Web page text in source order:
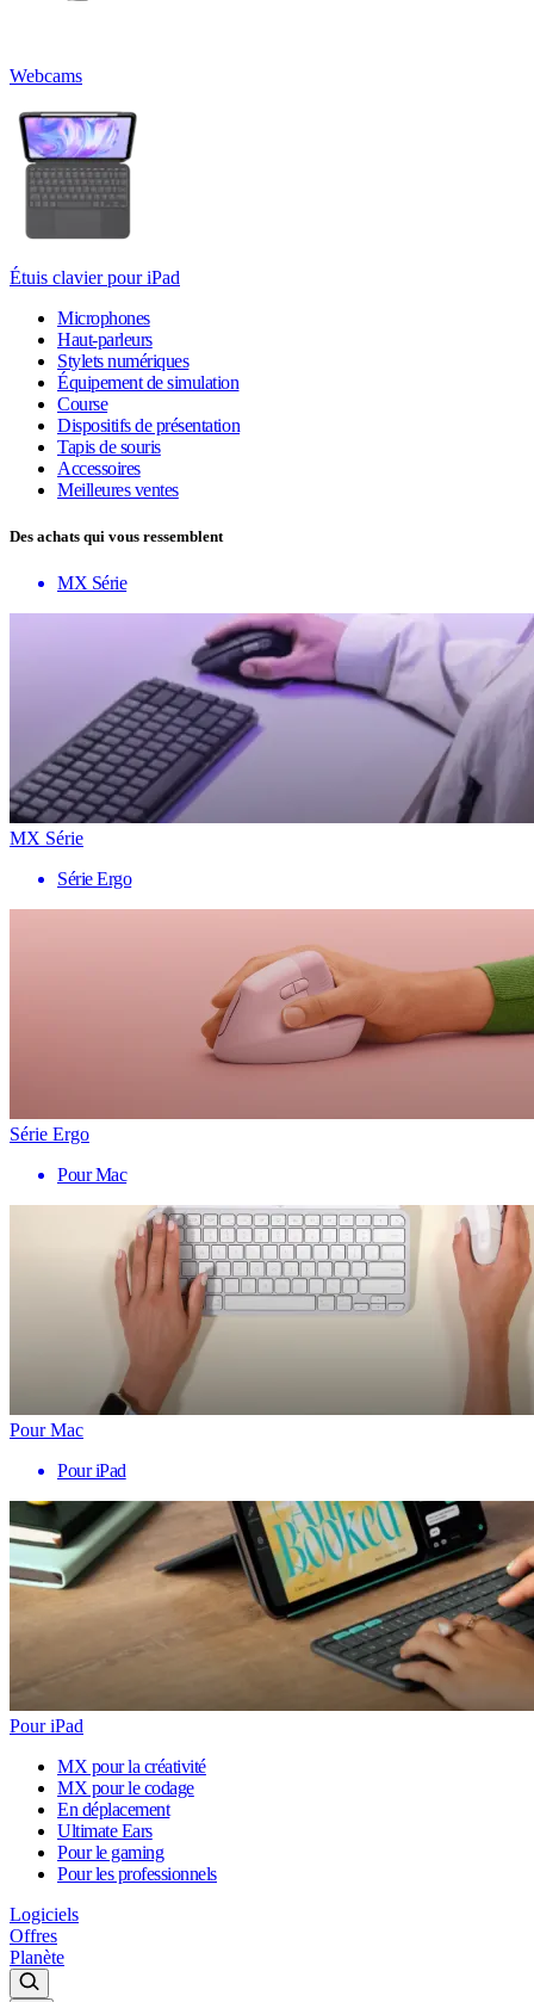
Webcams
Étuis clavier pour iPad
Microphones
Haut-parleurs
Stylets numériques
Équipement de simulation
Course
Dispositifs de présentation
Tapis de souris
Accessoires
Meilleures ventes
Des achats qui vous ressemblent
MX Série
MX Série
Série Ergo
Série Ergo
Pour Mac
Pour Mac
Pour iPad
Pour iPad
MX pour la créativité
MX pour le codage
En déplacement
Ultimate Ears
Pour le gaming
Pour les professionnels
Logiciels
Offres
Planète